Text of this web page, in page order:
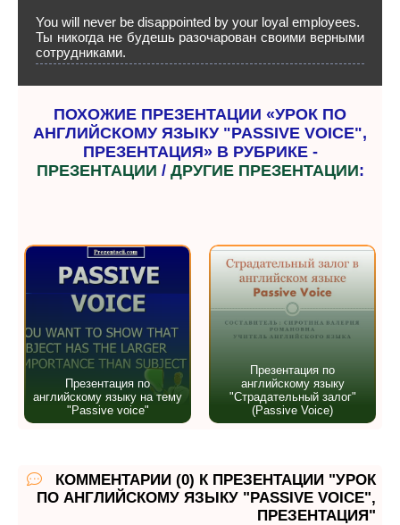
You will never be disappointed by your loyal employees.
Ты никогда не будешь разочарован своими верными
сотрудниками.
ПОХОЖИЕ ПРЕЗЕНТАЦИИ «УРОК ПО
АНГЛИЙСКОМУ ЯЗЫКУ "PASSIVE VOICE",
ПРЕЗЕНТАЦИЯ» В РУБРИКЕ -
ПРЕЗЕНТАЦИИ / ДРУГИЕ ПРЕЗЕНТАЦИИ:
Презентация по
английскому языку на тему
"Passive voice"
Презентация по
английскому языку
"Страдательный залог"
(Passive Voice)
КОММЕНТАРИИ (0) К ПРЕЗЕНТАЦИИ "УРОК
ПО АНГЛИЙСКОМУ ЯЗЫКУ "PASSIVE VOICE",
ПРЕЗЕНТАЦИЯ"